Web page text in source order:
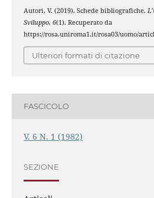
Autori, V. (2019). Schede bibliografiche.
Sviluppo, 6(1). Recuperato da
https://rosa.uniroma1.it/rosa03/uomo/
Ulteriori formati di citazione
FASCICOLO
V. 6 N. 1 (1982)
SEZIONE